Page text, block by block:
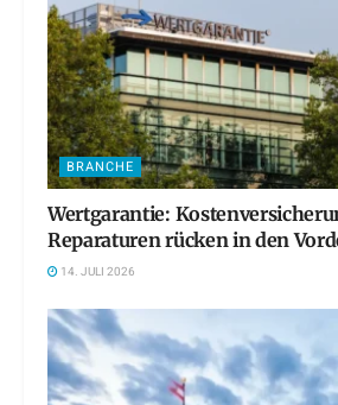
BRANCHE
Wertgarantie:
Reparaturen rücken in den
14. JULI 2026